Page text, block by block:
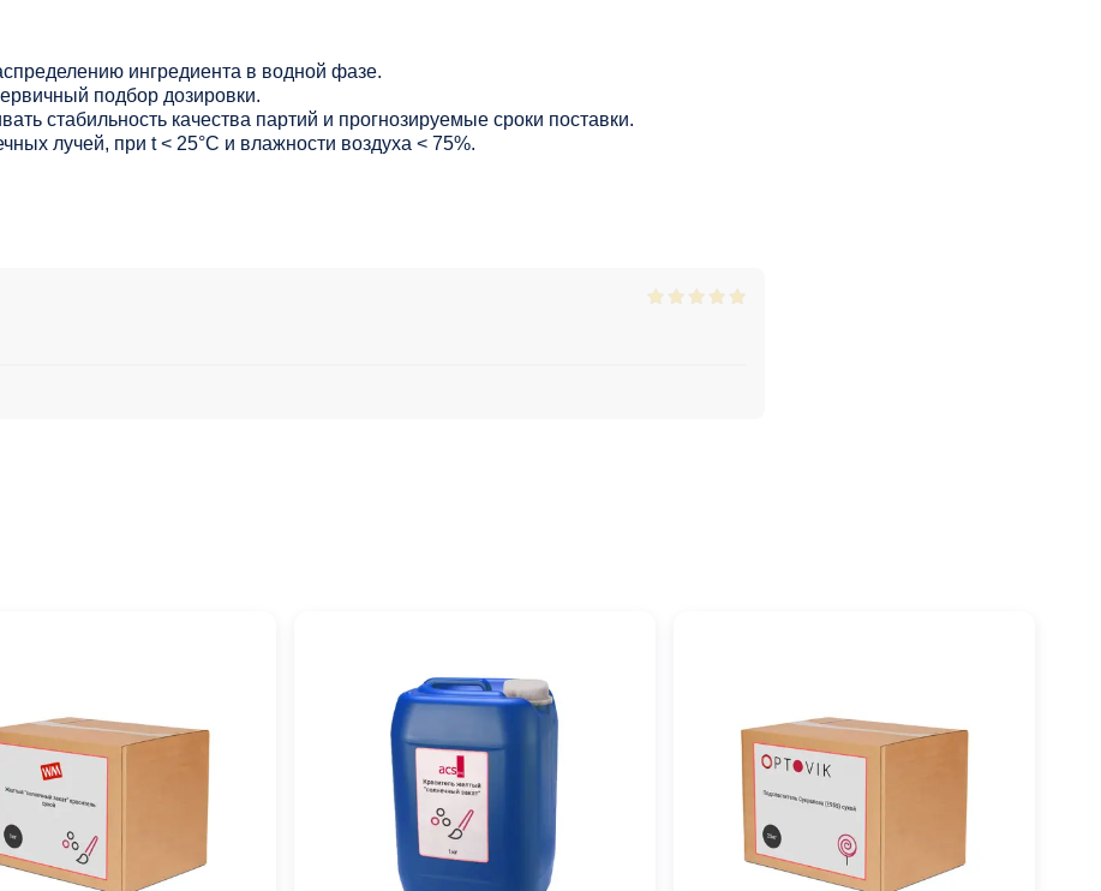
ингредиента в водной фазе.
подбор дозировки.
стабильность качества партий и прогнозируемые сроки поставки.
лучей, при t < 25°С и влажности воздуха < 75%.